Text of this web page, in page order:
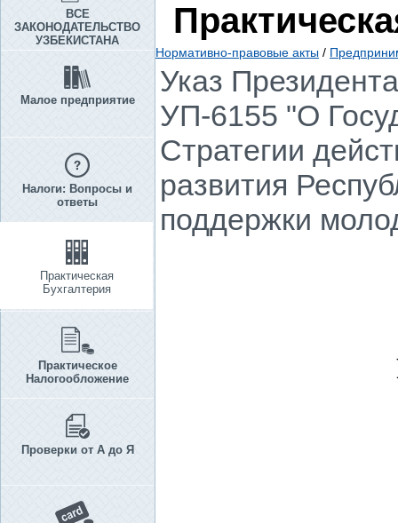
ВСЕ
ЗАКОНОДАТЕЛЬСТВО
УЗБЕКИСТАНА
Малое предприятие
Налоги: Вопросы и
ответы
Практическая
Бухгалтерия
Практическое
Налогообложение
Проверки от А до Я
Нормативно-правовые акты /
Указ
УП-6155 "О
Стратегии
развития
поддержки